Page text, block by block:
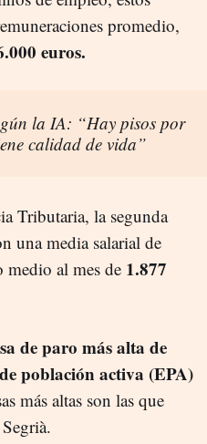
promedio,
euros.
la IA: “Hay pisos por
calidad de vida”
Tributaria, la segunda
una media salarial de
medio al mes de 1.877
de paro más alta de
población activa (EPA)
más altas son las que